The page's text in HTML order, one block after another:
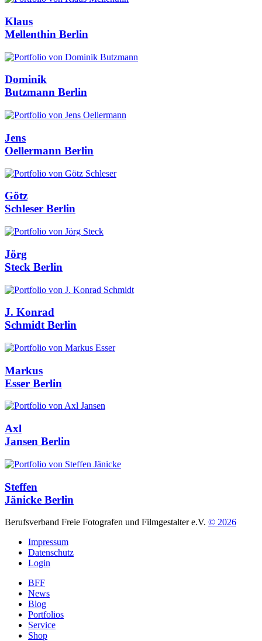
Klaus
Mellenthin Berlin
Dominik
Butzmann Berlin
Jens
Oellermann Berlin
Götz
Schleser Berlin
Jörg
Steck Berlin
J. Konrad
SchmidtBerlin
Markus
Esser Berlin
Axl
Jansen Berlin
Steffen
Jänicke Berlin
Berufsverband Freie Fotografen und Filmgestalter e.V. © 2026
Impressum
Datenschutz
Login
BFF
News
Blog
Portfolios
Service
Shop